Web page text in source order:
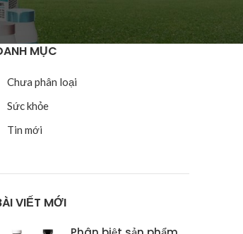
MỤC
Chưa phân loại
Sức khỏe
Tin mới
VIẾT MỚI